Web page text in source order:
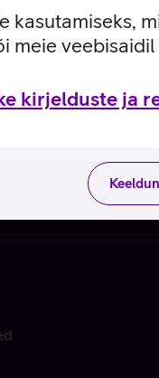
kasutamiseks,
kirjelduste ja